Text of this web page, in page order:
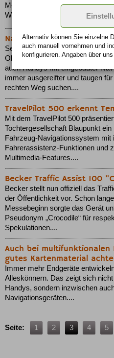
M-Serie 2nd Edition, warten mit
Weiterentwicklung auf....
Navigationsgeräte noch
Selbst Navigationsgeräte mit
Oberklasse gibt es inzwischen
auch Handys mit eingebauter
immer ausgereifter und taugen
rechten Weg suchen....
TravelPilot 500 erkennt
Mit dem TravelPilot 500
Tochtergesellschaft Blaupunkt ein
Fahrzeug-Navigationssystem mit
Fahrerassistenz-Funktionen und
Multimedia-Features....
Becker Traffic Assist 100
Becker stellt nun offiziell das
der Öffentlichkeit vor. Schon
Messebeginn sorgte das Gerät
Pseudonym „Crocodile“ für
Spekulationen....
Auch bei
gutes Kartenmaterial
Immer mehr Endgeräte
Alleskönnern. Das zeigt sich
Handys, sondern inzwischen
Navigationsgeräten....
Seite: 1 2 3 4 5
Alternativ können Sie einzelne
auch manuell vor­nehmen und
konfigurieren. Angaben über